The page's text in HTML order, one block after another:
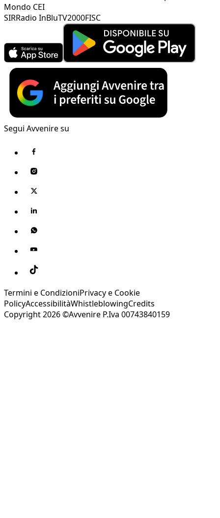
Mondo CEI
SIRRadio InBluTV2000FISC
Segui Avvenire su
Termini e CondizioniPrivacy e Cookie
PolicyAccessibilitàWhistleblowingCredits
Copyright 2026 ©Avvenire P.Iva 00743840159